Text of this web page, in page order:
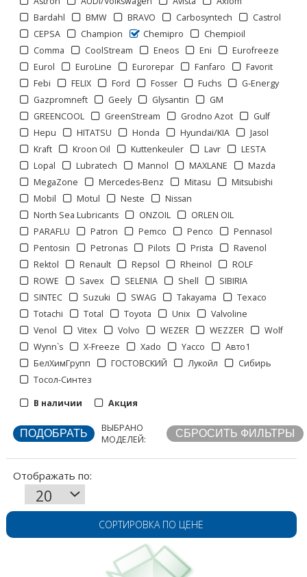
Bardahl
BMW BRAVO Carbosyntech
Castrol
CEPSA
Champion Chemipro
Chempioil
Comma
CoolStream Eneos Eni
Eurofreeze
Eurol
EuroLine Eurorepar Fanfaro
Favorit
Febi
FELIX Ford Fosser Fuchs
G-Energy
Gazpromneft
Geely Glysantin
GM
GREENCOOL
GreenStream Grodno Azot
Gulf
Hepu
HITATSU Honda Hyundai/KIA
Jasol
Kraft
Kroon Oil Kuttenkeuler Lavr
LESTA
Lopal
Lubratech Mannol MAXLANE
Mazda
MegaZone
Mercedes-Benz Mitasu
Mitsubishi
Mobil
Motul Neste
Nissan
North Sea Lubricants
ONZOIL
ORLEN OIL
PARAFLU
Patron Pemco Penco
Pennasol
Pentosin
Petronas Pilots Prista
Ravenol
Rektol
Renault Repsol Rheinol
ROLF
ROWE
Savex SELENIA Shell
SIBIRIA
SINTEC
Suzuki SWAG Takayama
Texaco
Totachi
Total Toyota Unix
Valvoline
Venol
Vitex Volvo WEZER WEZZER
Wolf
Wynn`s
X-Freeze Xado Yacco
Авто1
БелХимГрупп
ГОСТОВСКИЙ Лукойл
Сибирь
Тосол-Синтез
В наличии
Акция
ВЫБРАНО
МОДЕЛЕЙ:
Отображать по:
СОРТИРОВКА ПО ЦЕНЕ